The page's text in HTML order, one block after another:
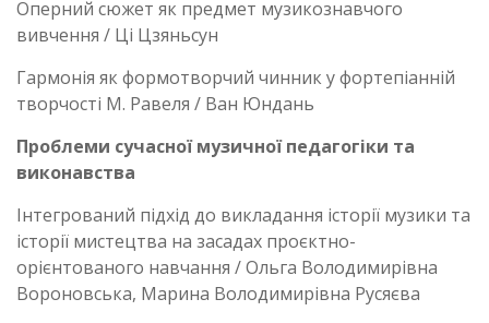
Оперний сюжет як предмет музикознавчого
вивчення / Ці Цзяньсун
Гармонія як формотворчий чинник у фортепіанній
творчості М. Равеля / Ван Юндань
Проблеми сучасної музичної педагогіки та
виконавства
Інтегрований підхід до викладання історії музики та
історії мистецтва на засадах проєктно-
орієнтованого навчання / Ольга Володимирівна
Вороновська, Марина Володимирівна Русяєва